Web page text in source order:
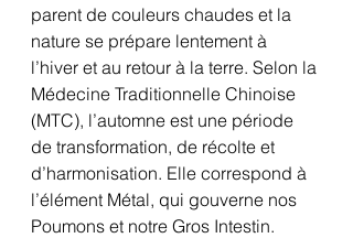
parent de couleurs chaudes et la
nature se prépare lentement à
l’hiver et au retour à la terre. Selon la
Médecine Traditionnelle Chinoise
(MTC), l’automne est une période
de transformation, de récolte et
d’harmonisation. Elle correspond à
l’élément Métal, qui gouverne nos
Poumons et notre Gros Intestin.